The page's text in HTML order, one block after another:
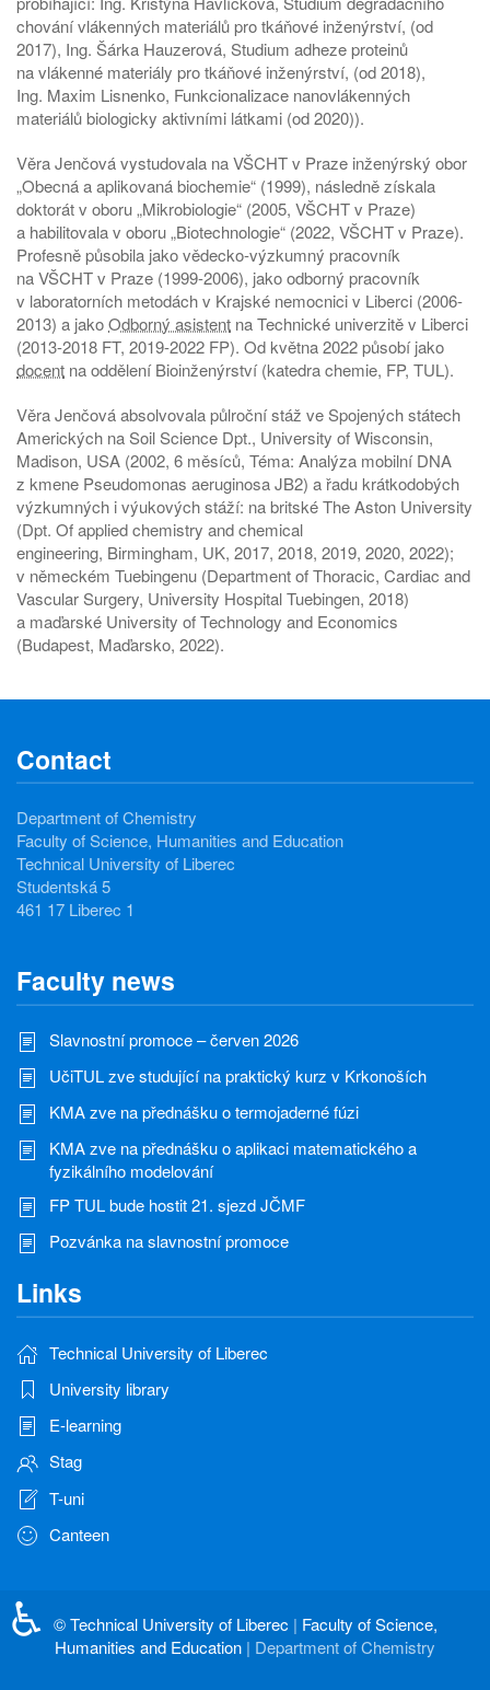
chování vlákenných materiálů pro tkáňové inženýrství, (od
2017), Ing. Šárka Hauzerová, Studium adheze proteinů
na vlákenné materiály pro tkáňové inženýrství, (od 2018),
Ing. Maxim Lisnenko, Funkcionalizace nanovlákenných
materiálů biologicky aktivními látkami (od 2020)).
Věra Jenčová vystudovala na VŠCHT v Praze inženýrský obor
„Obecná a aplikovaná biochemie“ (1999), následně získala
doktorát v oboru „Mikrobiologie“ (2005, VŠCHT v Praze)
a habilitovala v oboru „Biotechnologie“ (2022, VŠCHT v Praze).
Profesně působila jako vědecko-výzkumný pracovník
na VŠCHT v Praze (1999-2006), jako odborný pracovník
v laboratorních metodách v Krajské nemocnici v Liberci (2006-
2013) a jakoOdborný asistent na Technické univerzitě v Liberci
(2013-2018 FT, 2019-2022 FP). Od května 2022 působí jako
docent na oddělení Bioinženýrství (katedra chemie, FP, TUL).
Věra Jenčová absolvovala půlroční stáž ve Spojených státech
Amerických na Soil Science Dpt., University of Wisconsin,
Madison, USA (2002, 6 měsíců, Téma: Analýza mobilní DNA
z kmene Pseudomonas aeruginosa JB2) a řadu krátkodobých
výzkumných i výukových stáží: na britské The Aston University
(Dpt. Of applied chemistry and chemical
engineering, Birmingham, UK, 2017, 2018, 2019, 2020, 2022);
v německém Tuebingenu (Department of Thoracic, Cardiac and
Vascular Surgery, University Hospital Tuebingen, 2018)
a maďarské University of Technology and Economics
(Budapest, Maďarsko, 2022).
Contact
Department of Chemistry
Faculty of Science, Humanities and Education
Technical University of Liberec
Studentská 5
461 17 Liberec 1
Faculty news
Slavnostní promoce – červen 2026
UčiTUL zve studující na praktický kurz v Krkonoších
KMA zve na přednášku o termojaderné fúzi
KMA zve na přednášku o aplikaci matematického a
fyzikálního modelování
FP TUL bude hostit 21. sjezd JČMF
Pozvánka na slavnostní promoce
Links
Technical University of Liberec
University library
E-learning
Stag
T-uni
Canteen
© Technical University of Liberec | Faculty of Science,
Humanities and Education | Department of Chemistry